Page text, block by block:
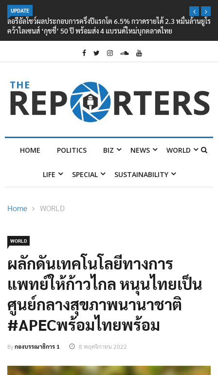
UPDATE
ลอรีอัลโชว์ผลประกอบการครึ่งปีแรกโต 6.5% กวาดรายได้ 2.3 หมื่นล้านยูโร
คว้าไลเซนส์ ‘กุชชี่’ 50 ปี พร้อมส่ง 4 แบรนด์ใหม่บุกตลาดไทย
HOME POLITICS BIZ NEWS WORLD
LIFE SPECIAL SUSTAINABILITY
Home WORLD
WORLD
ผลักดันเทคโนโลยีทางการ
แพทย์ให้ก้าวไกล หนุนไทยเป็น
ศูนย์กลางสุขภาพนานาชาติ
#APECพร้อมไทยพร้อม
Byกองบรรณาธิการ 1 8 พฤศจิกายน 2022